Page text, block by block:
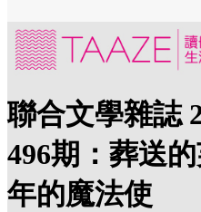
聯合文學雜誌
496期：葬送
年的魔法使